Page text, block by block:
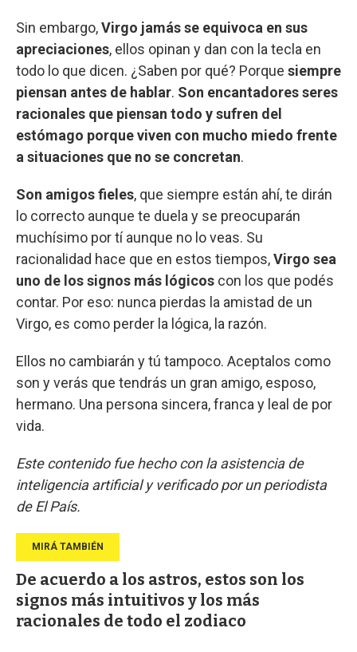
Sin embargo,Virgo jamás se equivoca en sus
apreciaciones, ellos opinan y dan con la tecla en
todo lo que dicen. ¿Saben por qué? Porque siempre
piensan antes de hablar. Son encantadores seres
racionales que piensan todo y sufren del
estómago porque viven con mucho miedo frente
a situaciones que no se concretan.
Son amigos fieles, que siempre están ahí, te dirán
lo correcto aunque te duela y se preocuparán
muchísimo por tí aunque no lo veas. Su
racionalidad hace que en estos tiempos,Virgo sea
uno de los signos más lógicos con los que podés
contar. Por eso: nunca pierdas la amistad de un
Virgo, es como perder la lógica, la razón.
Ellos no cambiarán y tú tampoco. Aceptalos como
son y verás que tendrás un gran amigo, esposo,
hermano. Una persona sincera, franca y leal de por
vida.
Este contenido fue hecho con la asistencia de
inteligencia artificial y verificado por un periodista
de El País.
De acuerdo a los astros, estos son los
signos más intuitivos y los más
racionales de todo el zodiaco